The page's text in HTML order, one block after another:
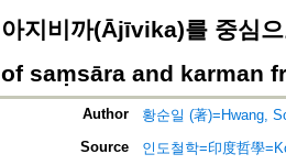
아지비까(Ājīvika)를 중심
of saṃsāra and karman
Author
황순일 (著)=Hwang,
Source
인도철학=印度哲學